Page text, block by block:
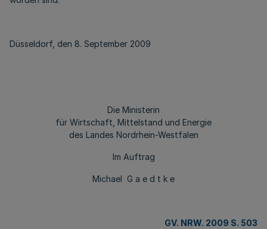
Düsseldorf, den 8. September 2009
Die Ministerin
für Wirtschaft, Mittelstand und Energie
des Landes Nordrhein-Westfalen
Im Auftrag
Michael G a e d t k e
GV. NRW. 2009 S. 503